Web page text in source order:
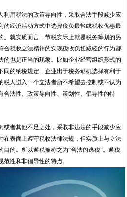
利用税法的政策导向性，采取合法手段减少应
的经济活动方式中选择税负最轻或税收优惠最
。就实质而言，节税实际上就是税务筹划的另
合税收立法精神的实现税收负担减轻的行为都
的也是正当的现象。比如企业经营组织形式的
同的纳税规定，企业出于税务动机选择有利于
税人进入一个立法者所不希望去控制或不认为
合法性、政策导向性、策划性、倡导性的特
或者其他不足之处，采取非违法的手段减少应
在表面上遵守税收法律法规，但实质上与立法
目的。所以避税被称之为“合法的逃税”。避税
性和非倡导性的特点。